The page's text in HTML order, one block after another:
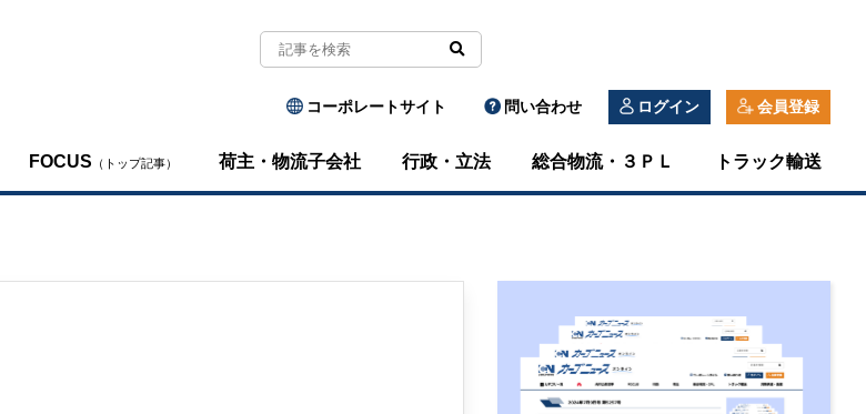
コーポレートサイト 問い合わせ ログイン 会員登録
FOCUS （トップ記事） 荷主・物流子会社 行政・立法 総合物流・３ＰＬ トラック輸送